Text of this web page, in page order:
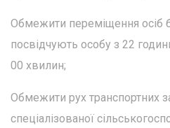
Обмежити переміщення осіб
посвідчують особу з 22
00 хвилин;
Обмежити рух транспортних
спеціалізованої